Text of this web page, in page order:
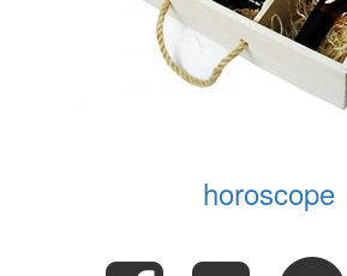
horoscope